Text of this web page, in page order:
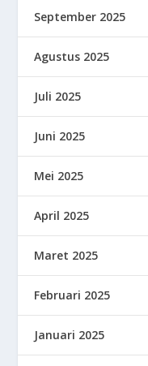
September 2025
Agustus 2025
Juli 2025
Juni 2025
Mei 2025
April 2025
Maret 2025
Februari 2025
Januari 2025